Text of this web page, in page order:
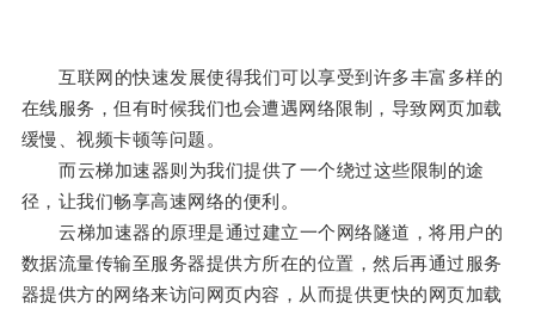
互联网的快速发展使得我们可以享受到许多丰富多样的
在线服务，但有时候我们也会遭遇网络限制，导致网页加载
缓慢、视频卡顿等问题。
而云梯加速器则为我们提供了一个绕过这些限制的途
径，让我们畅享高速网络的便利。
云梯加速器的原理是通过建立一个网络隧道，将用户的
数据流量传输至服务器提供方所在的位置，然后再通过服务
器提供方的网络来访问网页内容，从而提供更快的网页加载